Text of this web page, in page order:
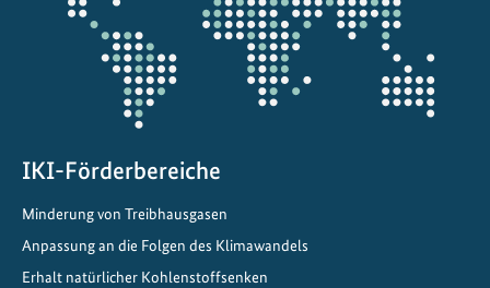
IKI-Förderbereiche
Minderung von Treibhausgasen
Anpassung an die Folgen des Klimawandels
Erhalt natürlicher Kohlenstoffsenken